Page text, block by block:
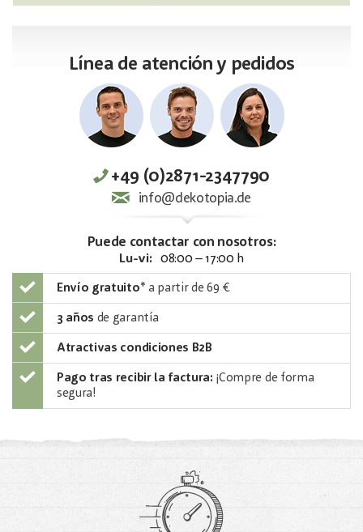
Línea de atención y pedidos
+49 (0)2871-2347790
info@dekotopia.de
Puede contactar con nosotros:
Lu-vi: 08:00 – 17:00 h
Envío gratuito* a partir de 69 €
3 años de garantía
Atractivas condiciones B2B
Pago tras recibir la factura: ¡Compre de forma
segura!